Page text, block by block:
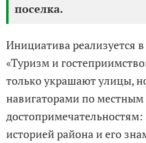
поселка.
Инициатива реализуется
«Туризм и
только украшают улицы,
навигаторами по местным
достопримечательностям:
историей района и его